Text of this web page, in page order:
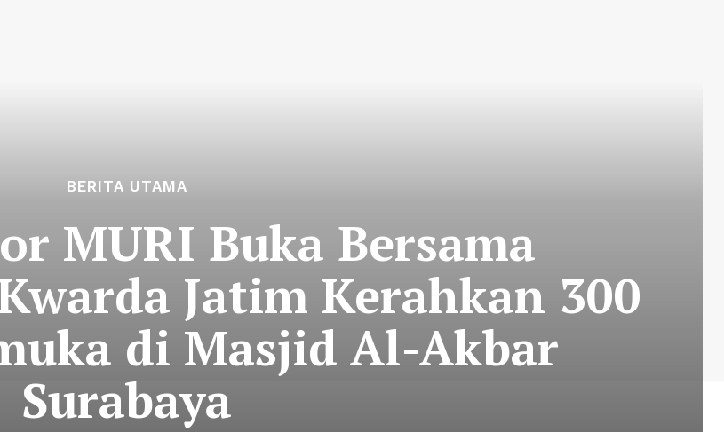
BERITA UTAMA
MURI Buka Bersama
Jatim Kerahkan 300
di Masjid Al-Akbar
Surabaya